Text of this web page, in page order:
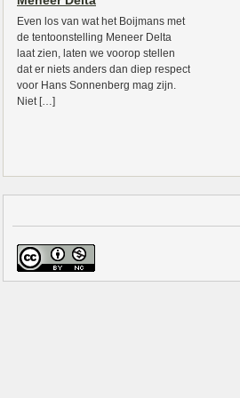
Even los van wat het Boijmans met
de tentoonstelling Meneer Delta
laat zien, laten we voorop stellen
dat er niets anders dan diep respect
voor Hans Sonnenberg mag zijn.
Niet […]